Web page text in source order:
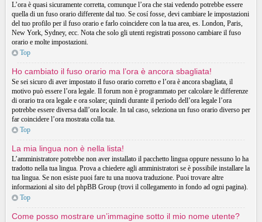
L’ora è quasi sicuramente corretta, comunque l’ora che stai vedendo potrebbe essere
quella di un fuso orario differente dal tuo. Se cosí fosse, devi cambiare le impostazioni
del tuo profilo per il fuso orario e farlo coincidere con la tua area, es. London, Paris,
New York, Sydney, ecc. Nota che solo gli utenti registrati possono cambiare il fuso
orario e molte impostazioni.
Top
Ho cambiato il fuso orario ma l’ora è ancora sbagliata!
Se sei sicuro di aver impostato il fuso orario corretto e l’ora è ancora sbagliata, il
motivo può essere l’ora legale. Il forum non è programmato per calcolare le differenze
di orario tra ora legale e ora solare; quindi durante il periodo dell’ora legale l’ora
potrebbe essere diversa dall’ora locale. In tal caso, seleziona un fuso orario diverso per
far coincidere l’ora mostrata colla tua.
Top
La mia lingua non è nella lista!
L’amministratore potrebbe non aver installato il pacchetto lingua oppure nessuno lo ha
tradotto nella tua lingua. Prova a chiedere agli amministratori se è possibile installare la
tua lingua. Se non esiste puoi fare tu una nuova traduzione. Puoi trovare altre
informazioni al sito del phpBB Group (trovi il collegamento in fondo ad ogni pagina).
Top
Come posso mostrare un’immagine sotto il mio nome utente?